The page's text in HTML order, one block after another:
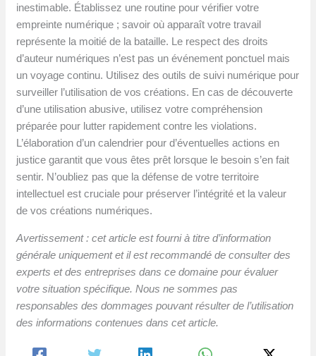
inestimable. Établissez une routine pour vérifier votre
empreinte numérique ; savoir où apparaît votre travail
représente la moitié de la bataille. Le respect des droits
d’auteur numériques n’est pas un événement ponctuel mais
un voyage continu. Utilisez des outils de suivi numérique pour
surveiller l’utilisation de vos créations. En cas de découverte
d’une utilisation abusive, utilisez votre compréhension
préparée pour lutter rapidement contre les violations.
L’élaboration d’un calendrier pour d’éventuelles actions en
justice garantit que vous êtes prêt lorsque le besoin s’en fait
sentir. N’oubliez pas que la défense de votre territoire
intellectuel est cruciale pour préserver l’intégrité et la valeur
de vos créations numériques.
Avertissement : cet article est fourni à titre d’information
générale uniquement et il est recommandé de consulter des
experts et des entreprises dans ce domaine pour évaluer
votre situation spécifique. Nous ne sommes pas
responsables des dommages pouvant résulter de l’utilisation
des informations contenues dans cet article.